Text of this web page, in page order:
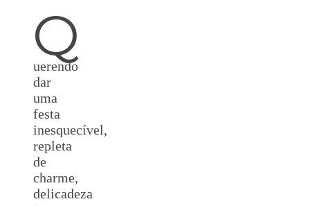
Q
uerendo
dar
uma
festa
inesquecível,
repleta
de
charme,
delicadeza